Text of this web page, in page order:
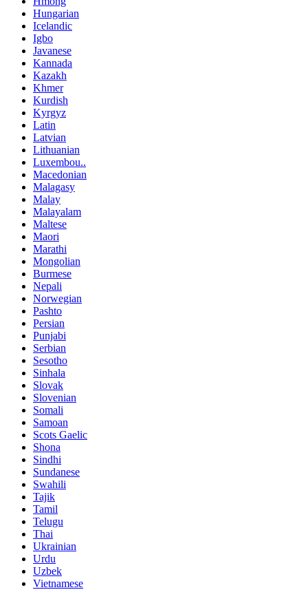
Hungarian
Icelandic
Igbo
Javanese
Kannada
Kazakh
Khmer
Kurdish
Kyrgyz
Latin
Latvian
Lithuanian
Luxembou..
Macedonian
Malagasy
Malay
Malayalam
Maltese
Maori
Marathi
Mongolian
Burmese
Nepali
Norwegian
Pashto
Persian
Punjabi
Serbian
Sesotho
Sinhala
Slovak
Slovenian
Somali
Samoan
Scots Gaelic
Shona
Sindhi
Sundanese
Swahili
Tajik
Tamil
Telugu
Thai
Ukrainian
Urdu
Uzbek
Vietnamese